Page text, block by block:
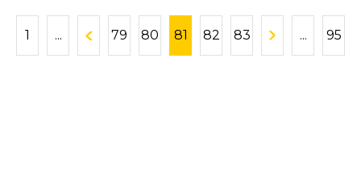
1 ... 79 80 81 82 83 ... 95